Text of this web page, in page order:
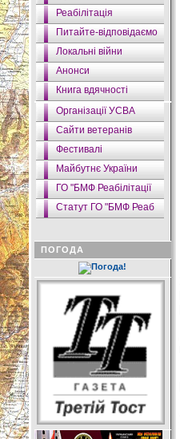
Реабілітація
Питайте-відповідаємо
Локальні війни
Анонси
Книга вдячності
Організації УСВА
Сайти ветеранів
Фестивалі
Майбутнє України
ГО "БМФ Реабілітації
Статут ГО "БМФ Реаб
ПОГОДА